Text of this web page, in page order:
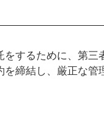
するために、第
締結し、厳正な